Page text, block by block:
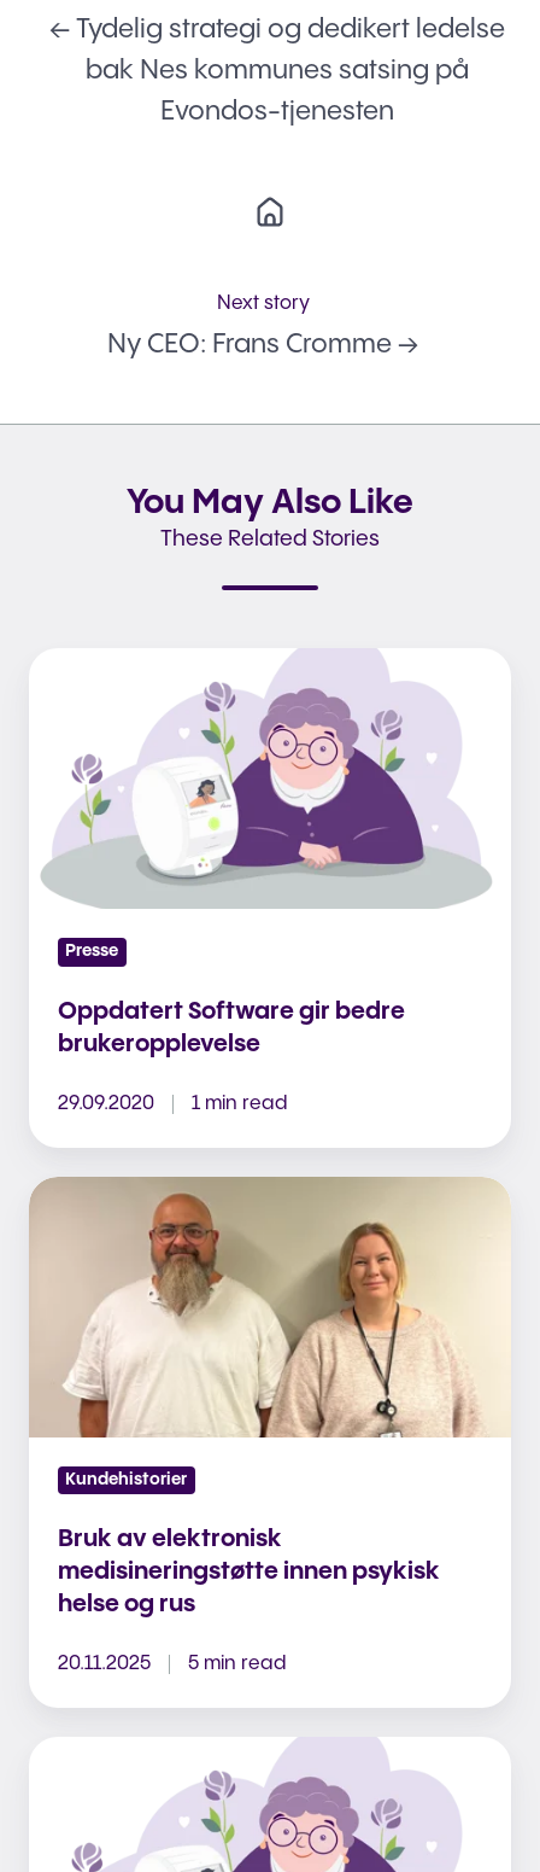
← Tydelig strategi og dedikert ledelse
bak Nes kommunes satsing på
Evondos-tjenesten
Next story
Ny CEO: Frans Cromme →
You May Also Like
These Related Stories
bedre
brukeropplevelse
Presse
Oppdatert Software gir bedre
brukeropplevelse
29.09.2020 1 min read
Bruk
medisineringstøtte
innen
psykisk
helse
rus
Kundehistorier
Bruk av elektronisk
medisineringstøtte innen psykisk
helse og rus
20.11.2025 5 min read